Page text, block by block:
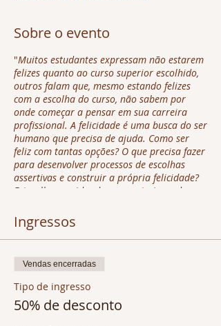
Sobre o evento
"Muitos estudantes expressam não estarem
felizes quanto ao curso superior escolhido,
outros falam que, mesmo estando felizes
com a escolha do curso, não sabem por
onde começar a pensar em sua carreira
profissional. A felicidade é uma busca do ser
humano que precisa de ajuda. Como ser
feliz com tantas opções? O que precisa fazer
para desenvolver processos de escolhas
assertivas e construir a própria felicidade?
Estou lhe convidando para esta jornada.
Profa. Dra. Janete Cardoso
Doutora e mestre em Educação,
especialista em Supervisão Escolar,
graduada em Filosofia e Pedagogia.
Especialista em dinâmica de grupos.
MBA em abordagem Sthem pela Harvard
University. Professora universitária.
Ingressos
Vendas encerradas
Tipo de ingresso
50% de desconto